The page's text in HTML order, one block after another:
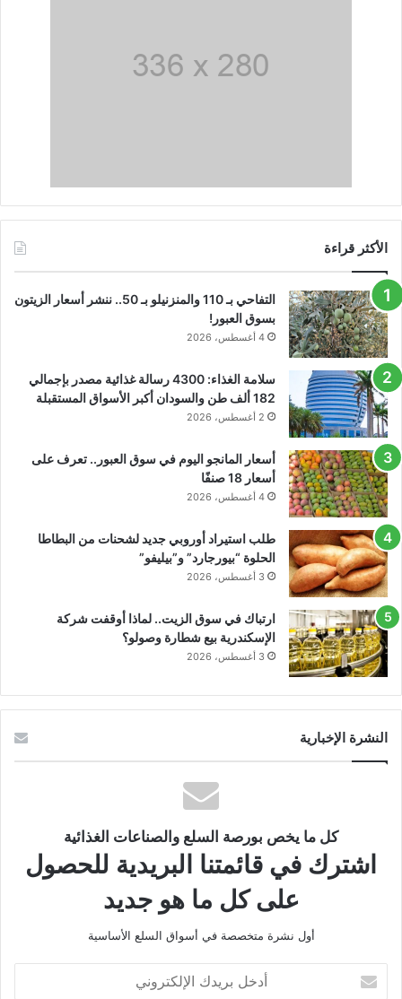
الأكثر قراءة
التفاحي بـ 110 والمنزنيلو بـ 50.. ننشر أسعار الزيتون
بسوق العبور!
4 أغسطس، 2026
سلامة الغذاء: 4300 رسالة غذائية مصدر بإجمالي
182 ألف طن والسودان أكبر الأسواق المستقبلة
2 أغسطس، 2026
أسعار المانجو اليوم في سوق العبور.. تعرف على
أسعار 18 صنفًا
4 أغسطس، 2026
طلب استيراد أوروبي جديد لشحنات من البطاطا
الحلوة “بيورجارد” و”بيليفو”
3 أغسطس، 2026
ارتباك في سوق الزيت.. لماذا أوقفت شركة
الإسكندرية بيع شطارة وصولو؟
3 أغسطس، 2026
النشرة الإخبارية
كل ما يخص بورصة السلع والصناعات الغذائية
اشترك في قائمتنا البريدية للحصول
على كل ما هو جديد
أول نشرة متخصصة في أسواق السلع الأساسية
بريدك